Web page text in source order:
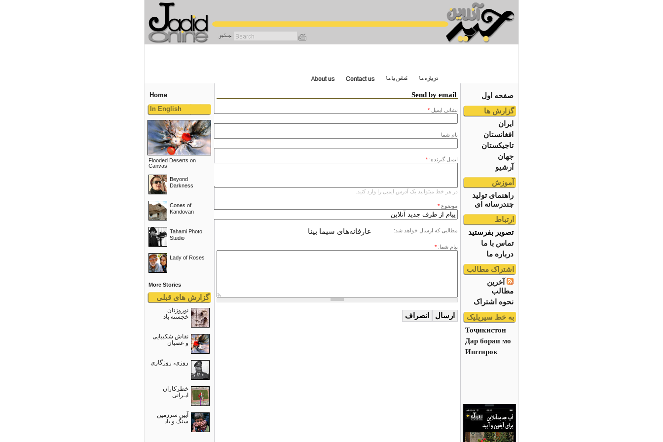
صفحه اول
گزارش ها
ایران
افغانستان
تاجیکستان
جهان
آرشیو
آموزش
راهنمای تولید
چندرسانه ای
ارتباط
تصویر بفرستید
تماس با ما
درباره ما
اشتراک مطالب
آخرین
مطالب
نحوه اشتراک
به خط سیریلیک
Тоҷикистон
Дар бораи мо
Иштирок
Home
In English
Flooded Deserts on
Canvas
Beyond
Darkness
Cones of
Kandovan
Tahami Photo
Studio
Lady of Roses
More Stories
گزارش های قبلی
نوروزتان
خجسته باد
نقاش شکیبایی
و عصيان
روزی، روزگاری
خطرکاران
ایـرانی
آیین سرزمین
سنگ و باد
Send by email
نشانى ايميل *
نام شما
ایمیل گیرنده: *
در هر خط میتوانید یک آدرس ایمیل را وارد کنید.
موضوع *
مطالبی که ارسال خواهد شد: عارفانه‌های سیما بینا
پیام شما: *